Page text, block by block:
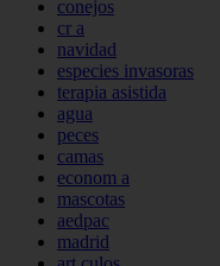
conejos
cr a
navidad
especies invasoras
terapia asistida
agua
peces
camas
econom a
mascotas
aedpac
madrid